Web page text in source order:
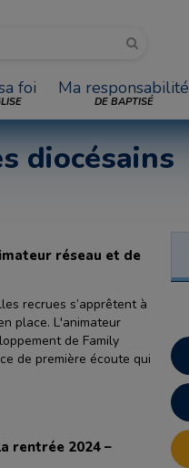
foi Ma responsabilité
DE BAPTISÉ
diocésains
réseau et de
recrues s’apprêtent à
place. L'animateur
de Family
de première écoute qui
rentrée 2024 –